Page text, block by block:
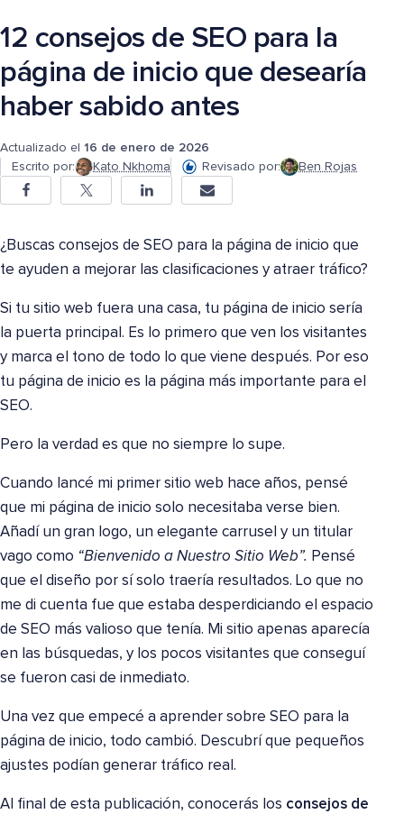
12 consejos de SEO para la
página de inicio que desearía
haber sabido antes
Actualizado el 16 de enero de 2026
Escrito por:
Kato Nkhoma Revisado por: Ben Rojas
¿Buscas consejos de SEO para la página de inicio que
te ayuden a mejorar las clasificaciones y atraer tráfico?
Si tu sitio web fuera una casa, tu página de inicio sería
la puerta principal. Es lo primero que ven los visitantes
y marca el tono de todo lo que viene después. Por eso
tu página de inicio es la página más importante para el
SEO.
Pero la verdad es que no siempre lo supe.
Cuando lancé mi primer sitio web hace años, pensé
que mi página de inicio solo necesitaba verse bien.
Añadí un gran logo, un elegante carrusel y un titular
vago como “Bienvenido a Nuestro Sitio Web”. Pensé
que el diseño por sí solo traería resultados. Lo que no
me di cuenta fue que estaba desperdiciando el espacio
de SEO más valioso que tenía. Mi sitio apenas aparecía
en las búsquedas, y los pocos visitantes que conseguí
se fueron casi de inmediato.
Una vez que empecé a aprender sobre SEO para la
página de inicio, todo cambió. Descubrí que pequeños
ajustes podían generar tráfico real.
Al final de esta publicación, conocerás los consejos de